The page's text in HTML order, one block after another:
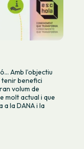
Amb l’objectiu
tenir benefici
volum de
molt actual i que
la DANA i la